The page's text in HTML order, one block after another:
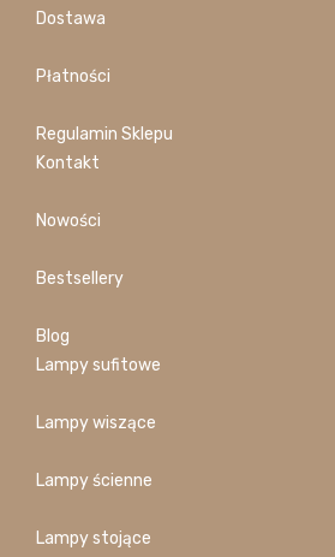
Dostawa
Płatności
Regulamin Sklepu
Kontakt
Nowości
Bestsellery
Blog
Lampy sufitowe
Lampy wiszące
Lampy ścienne
Lampy stojące